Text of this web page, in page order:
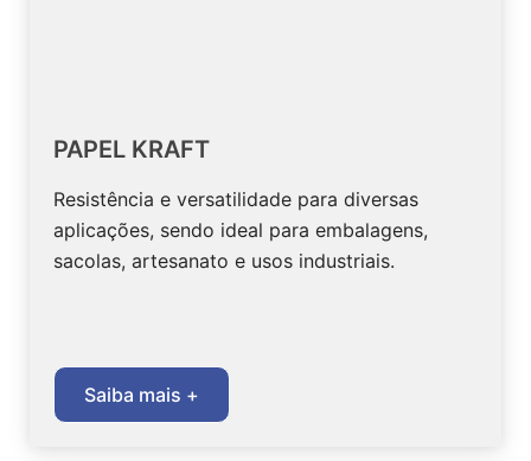
PAPEL KRAFT
Resistência e versatilidade para diversas
aplicações, sendo ideal para embalagens,
sacolas, artesanato e usos industriais.
Saiba mais +